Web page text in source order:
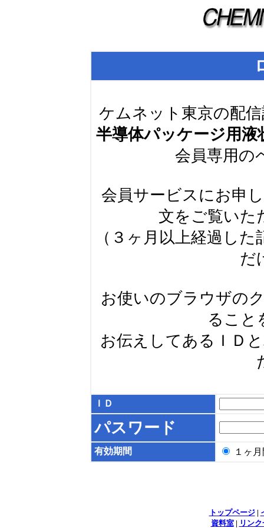
ケムネット東京の配
半導体パッケージ用液
会員専用の
会員サービスにお申
文をご覧いた
（３ヶ月以上経過し
だ
お使いのブラウザの
ること
お伝えしてあるＩＤ
ＩＤ
パスワード
有効期間 １ヶ
トップページ|
資料室| リン